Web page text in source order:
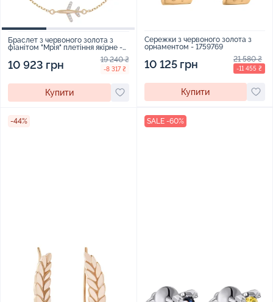
Браслет з червоного золота з
фіанітом "Мрія" плетіння якірне -
10 923 грн 19 240 ₴
-8 317 ₴
Купити
Сережки з червоного золота з
орнаментом - 1759769
10 125 грн 21 580 ₴
-11 455 ₴
Купити
-44% SALE -60%